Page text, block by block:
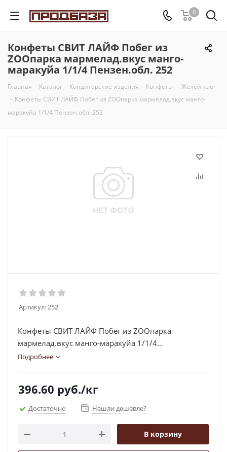
0
Конфеты СВИТ ЛАЙФ Побег из
ZOOпарка мармелад.вкус манго-
маракуйа 1/1/4 Пензен.обл. 252
Главная - Каталог - Кондитерские изделия - Конфеты - Желейные
- Конфеты СВИТ ЛАЙФ Побег из ZOOпарка мармелад.вкус манго-
маракуйа 1/1/4 Пензен.обл. 252
Артикул:252
Конфеты СВИТ ЛАЙФ Побег из ZOOпарка
мармелад.вкус манго-маракуйа 1/1/4
Пензен.обл. 252
Подробнее
396.60 руб./кг
Достаточно Нашли дешевле?
В корзину